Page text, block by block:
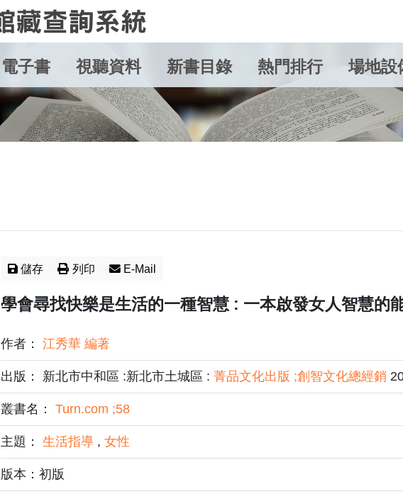
電子書 視聽資料 新書目錄 熱門排行 場地設
儲存 列印 E-Mail
學會尋找快樂是生活的一種智慧 : 一本啟發女人智慧的
作者： 江秀華 編著
出版： 新北市中和區 :新北市土城區 : 菁品文化出版 ;創智文化總經銷
叢書名： Turn.com ;58
主題： 生活指導, 女性
版本：初版